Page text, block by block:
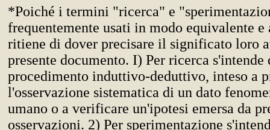
*Poiché i termini "ricerca" e
frequentemente usati in modo equivalente e
ritiene di dover precisare il significato loro
presente documento. I) Per ricerca s'intende
procedimento induttivo-deduttivo, inteso a
l'osservazione sistematica di un dato
umano o a verificare un'ipotesi emersa da
osservazioni. 2) Per sperimentazione